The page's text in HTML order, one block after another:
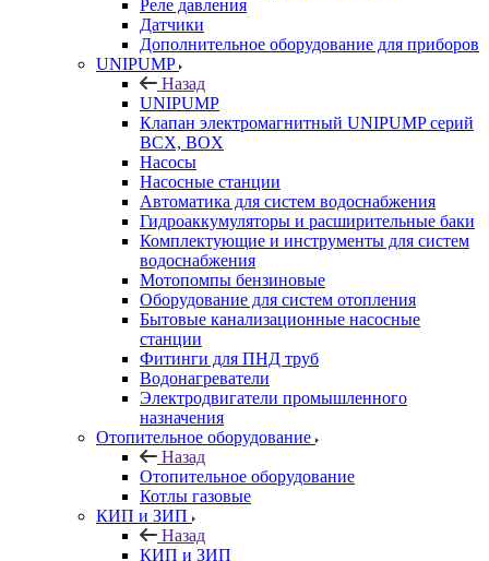
Реле давления
Датчики
Дополнительное оборудование для приборов
UNIPUMP
Назад
UNIPUMP
Клапан электромагнитный UNIPUMP серий
BCX, BOX
Насосы
Насосные станции
Автоматика для систем водоснабжения
Гидроаккумуляторы и расширительные баки
Комплектующие и инструменты для систем
водоснабжения
Мотопомпы бензиновые
Оборудование для систем отопления
Бытовые канализационные насосные
станции
Фитинги для ПНД труб
Водонагреватели
Электродвигатели промышленного
назначения
Отопительное оборудование
Назад
Отопительное оборудование
Котлы газовые
КИП и ЗИП
Назад
КИП и ЗИП